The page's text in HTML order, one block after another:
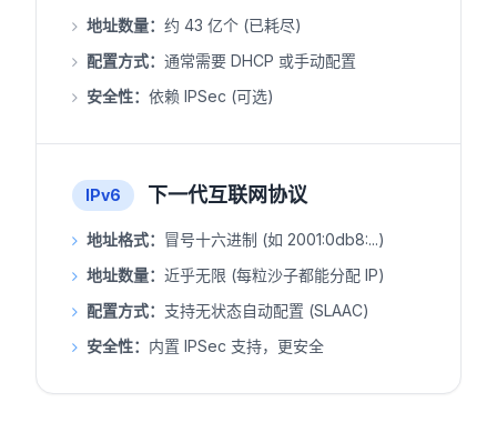
地址数量： 约 43 亿个 (已耗尽)
配置方式： 通常需要 DHCP 或手动配置
安全性： 依赖 IPSec (可选)
IPv6 下一代互联网协议
地址格式： 冒号十六进制 (如 2001:0db8:...)
地址数量： 近乎无限 (每粒沙子都能分配 IP)
配置方式： 支持无状态自动配置 (SLAAC)
安全性： 内置 IPSec 支持，更安全